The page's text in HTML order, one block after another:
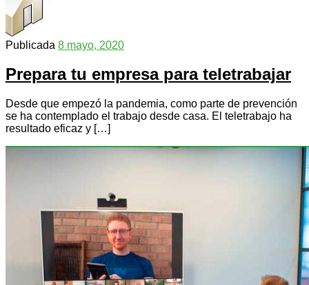
Publicada 8 mayo, 2020
Prepara tu empresa para teletrabajar
Desde que empezó la pandemia, como parte de prevención
se ha contemplado el trabajo desde casa. El teletrabajo ha
resultado eficaz y […]